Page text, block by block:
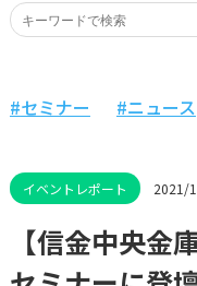
2021/
セミナー ニュース
【信金中央金